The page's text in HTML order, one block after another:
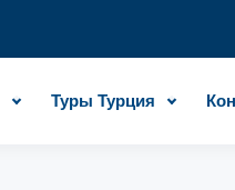
Туры Турция